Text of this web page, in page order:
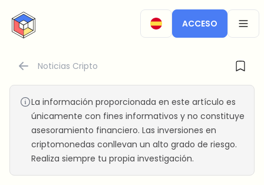
CryptoTicker
ACCESO
Noticias Cripto
La información proporcionada en este artículo es
únicamente con fines informativos y no constituye
asesoramiento financiero. Las inversiones en
criptomonedas conllevan un alto grado de riesgo.
Realiza siempre tu propia investigación.